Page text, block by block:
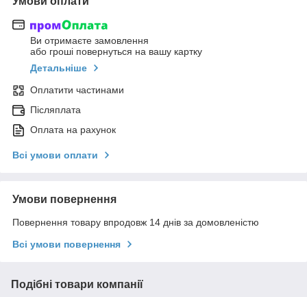
Ви отримаєте замовлення
або гроші повернуться на вашу картку
Детальніше
Оплатити частинами
Післяплата
Оплата на рахунок
Всі умови оплати
Умови повернення
Повернення товару впродовж 14 днів за домовленістю
Всі умови повернення
Подібні товари компанії